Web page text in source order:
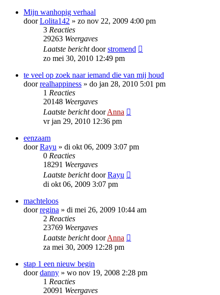
Mijn wanhopig verhaal
doorLolita142 » zo nov 22, 2009 4:00 pm
3 Reacties
29263 Weergaves
Laatste berichtdoorstromend
zo mei 30, 2010 12:49 pm
te veel op zoek naar iemand die van mij houd
doorrealhappiness » do jan 28, 2010 5:01 pm
1 Reacties
20148 Weergaves
Laatste berichtdoorAnna
vr jan 29, 2010 12:36 pm
eenzaam
doorRayu » di okt 06, 2009 3:07 pm
0 Reacties
18291 Weergaves
Laatste berichtdoorRayu
di okt 06, 2009 3:07 pm
machteloos
doorregina » di mei 26, 2009 10:44 am
2 Reacties
23769 Weergaves
Laatste berichtdoorAnna
za mei 30, 2009 12:28 pm
stap 1 een nieuw begin
doordanny » wo nov 19, 2008 2:28 pm
1 Reacties
20091 Weergaves